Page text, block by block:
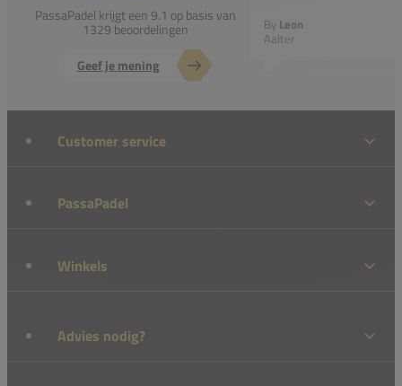
PassaPadel krijgt een 9.1 op basis van
1329 beoordelingen
Geef je mening
By Leon
Aalter
Customer service
PassaPadel
Winkels
Advies nodig?